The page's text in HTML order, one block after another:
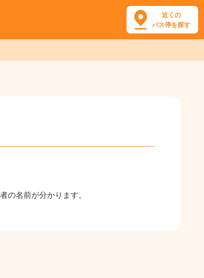
近くの
バス停を探す
の名前が分かります。